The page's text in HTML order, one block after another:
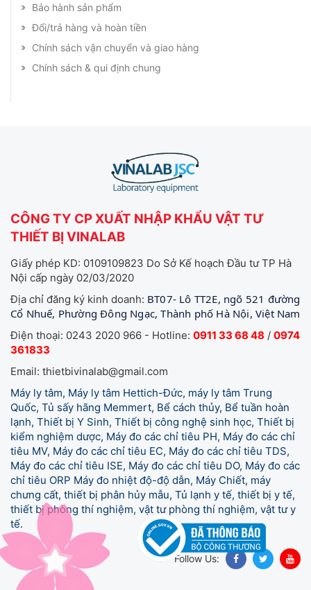
Bảo hành sản phẩm
Đổi/trả hàng và hoàn tiền
Chính sách vận chuyển và giao hàng
Chính sách & qui định chung
CÔNG TY CP XUẤT NHẬP KHẨU VẬT TƯ
THIẾT BỊ VINALAB
Giấy phép KD: 0109109823 Do Sở Kế hoạch Đầu tư TP Hà
Nội cấp ngày 02/03/2020
Địa chỉ đăng ký kinh doanh: BT07- Lô TT2E, ngõ 521 đường
Cổ Nhuế, Phường Đông Ngạc, Thành phố Hà Nội, Việt Nam
Điện thoại: 0243 2020 966 - Hotline: 0911 33 68 48 / 0974
361833
Email: thietbivinalab@gmail.com
Máy ly tâm, Máy ly tâm Hettich-Đức, máy ly tâm Trung
Quốc, Tủ sấy hãng Memmert, Bể cách thủy, Bể tuần hoàn
lạnh, Thiết bị Y Sinh, Thiết bị công nghệ sinh học, Thiết bị
kiểm nghiệm dược, Máy đo các chỉ tiêu PH, Máy đo các chỉ
tiêu MV, Máy đo các chỉ tiêu EC, Máy đo các chỉ tiêu TDS,
Máy đo các chỉ tiêu ISE, Máy đo các chỉ tiêu DO, Máy đo các
chỉ tiêu ORP Máy đo nhiệt độ-độ dẫn, Máy Chiết, máy
chưng cất, thiết bị phân hủy mẫu, Tủ lạnh y tế, thiết bị y tế,
thiết bị phòng thí nghiệm, vật tư phòng thí nghiệm, vật tư y
tế.
Follow Us: